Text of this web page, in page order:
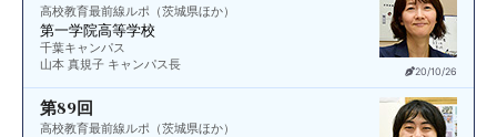
20/10/26
高校教育最前線ルポ（茨城県ほか）
第一学院高等学校
千葉キャンパス
山本 真規子 キャンパス長
第89回
高校教育最前線ルポ（茨城県ほか）